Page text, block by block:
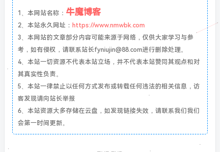
1、本网站名称： 牛魔博客
2、本站永久网址： https://www.nmwbk.com
3、本网站的文章部分内容可能来源于网络，仅供大家学习与参
考，如有侵权，请联系站长fyniujin@88.com进行删除处理。
4、本站一切资源不代表本站立场，并不代表本站赞同其观点和对
其真实性负责。
5、本站一律禁止以任何方式发布或转载任何违法的相关信息，访
客发现请向站长举报
6、本站资源大多存储在云盘，如发现链接失效，请联系我们我们
会第一时间更新。